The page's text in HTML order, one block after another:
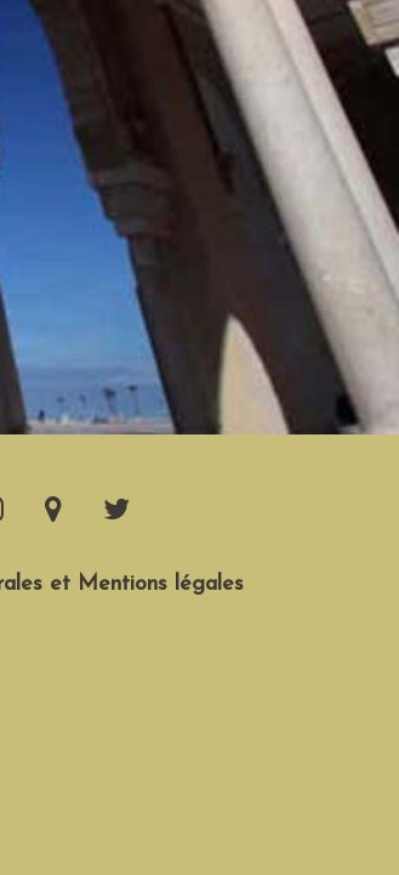
et Mentions légales